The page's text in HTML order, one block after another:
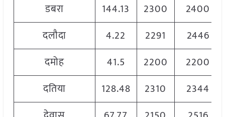
डबरा
144.13 2300
2400
दलौदा
4.22 2291
2446
दमोह
41.5 2200
2200
दतिया
128.48 2310
2344